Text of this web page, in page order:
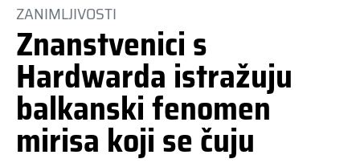
ZANIMLJIVOSTI
Znanstvenici s
Hardwarda istražuju
balkanski fenomen
mirisa koji se čuju